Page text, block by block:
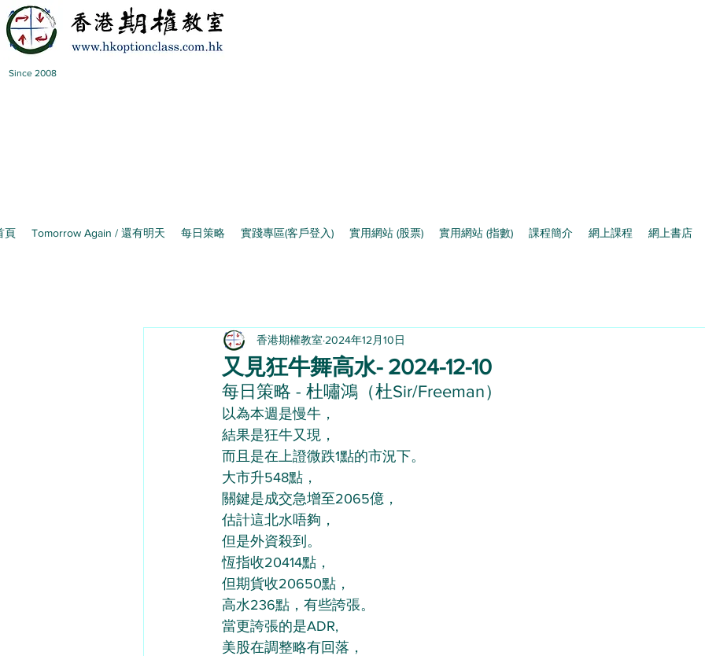
Since 2008
頁 Tomorrow Again / 還有明天 每日策略 實踐專區(客戶登入) 實用網站 (股票) 實用網站 (指數) 課程簡介 網上課程 網上書店
又見狂牛舞高水- 2024-12-10
香港期權教室 2024年12月10日
每日策略 - 杜嘯鴻（杜Sir/Freeman）
以為本週是慢牛，
結果是狂牛又現，
而且是在上證微跌1點的市況下。
大市升548點，
關鍵是成交急增至2065億，
估計這北水唔夠，
但是外資殺到。
恆指收20414點，
但期貨收20650點，
高水236點，有些誇張。
當更誇張的是ADR,
美股在調整略有回落，